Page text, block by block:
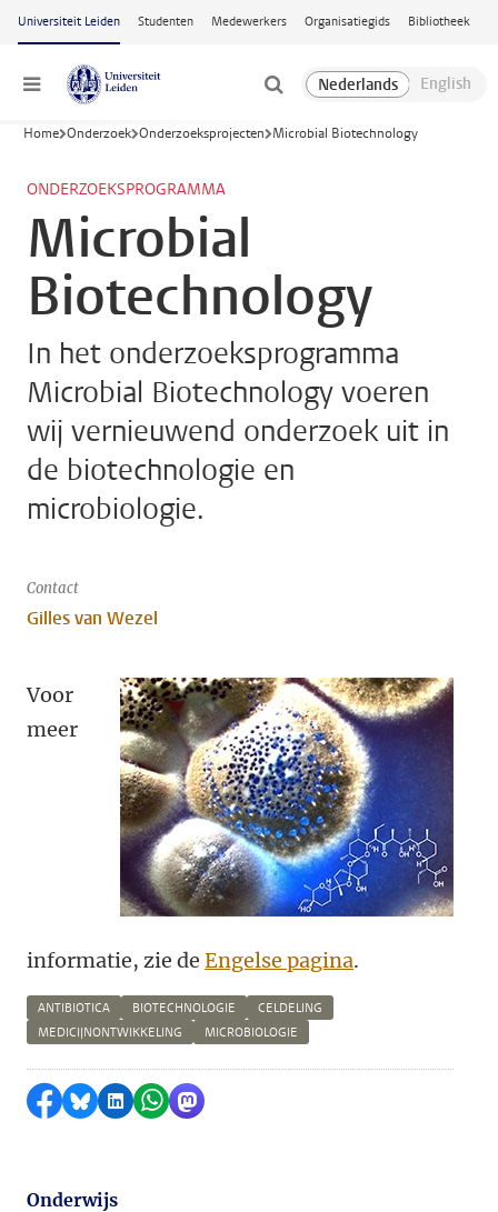
Ga naar hoofdinhoud
Universiteit Leiden Studenten Medewerkers Organisatiegids Bibliotheek
Menu
Home Onderzoek Onderzoeksprojecten Microbial Biotechnology
ONDERZOEKSPROGRAMMA
Microbial
Biotechnology
In het onderzoeksprogramma
Microbial Biotechnology voeren
wij vernieuwend onderzoek uit in
de biotechnologie en
microbiologie.
Contact
Gilles van Wezel
Voor
meer
informatie, zie de Engelse pagina.
ANTIBIOTICA BIOTECHNOLOGIE
CELDELING
MEDICIJNONTWIKKELING
MICROBIOLOGIE
Delen op Facebook
Delen via Bluesky
Delen op LinkedIn
Delen via WhatsApp
Delen via Mastodon
Onderwijs